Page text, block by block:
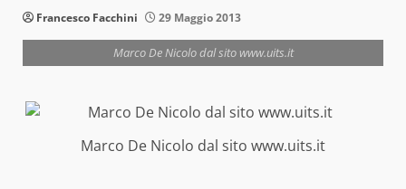
Francesco Facchini 29 Maggio 2013
Marco De Nicolo dal sito www.uits.it
Marco De Nicolo dal sito www.uits.it